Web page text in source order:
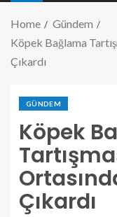
Home
Gündem
Köpek Bağlama
Çıkardı
GÜNDEM
Köpek
Çıkardı